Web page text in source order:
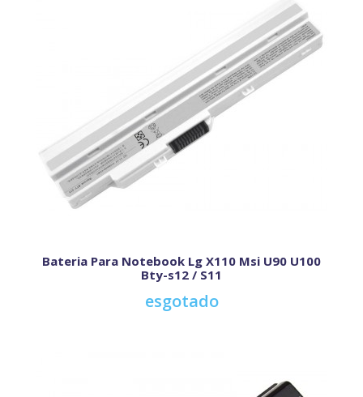
Bateria Para Notebook Lg X110 Msi U90 U100
Bty-s12 / S11
esgotado